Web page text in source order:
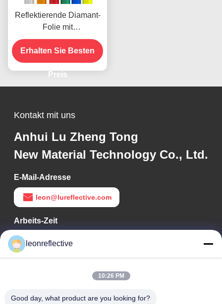
Reflektierende Diamant-
Folie mit
mikroprismatischer
Technologie für 10 Jahre
Lebensdauer
Erhalten Sie Besten
Preis
Kontakt mit uns
Anhui Lu Zheng Tong
New Material Technology Co., Ltd.
E-Mail-Adresse
leon@lureflective.com
Arbeits-Zeit
9:00-18:00
Unsere Adresse
Adresse des Unternehmens
Technologiepark Huayi, Hightech-Zone, Hefei, Anhui, China
leonreflective
10:26 PM
Good day, what product are you looking for?